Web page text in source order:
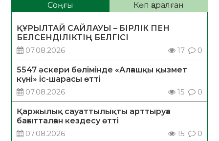
Соңғы Көп қаралған
ҚҰРЫЛТАЙ САЙЛАУЫ – БІРЛІК ПЕН
БЕЛСЕНДІЛІКТІҢ БЕЛГІСІ
07.08.2026
17 0
5547 әскери бөлімінде «Алғашқы қызмет
күні» іс-шарасы өтті
07.08.2026
15 0
Қаржылық сауаттылықты арттыруға
бағытталған кездесу өтті
07.08.2026
15 0